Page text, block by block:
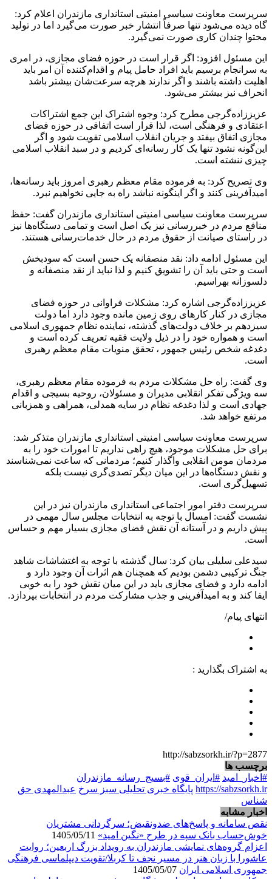
سرپرست معاونت سیاسی امنیتی استانداری مازندران اعلام کرد:
گاه دیده می‌شود تنها صرفاً انتشار خبر صورت می‌گیرد اما در تولید
محتوا چندان کاری صورت نمی‌گیرد.
این مسئول افزود: اگر قرار است در حوزه فضای مجازی، در امری
به سرانجام برسیم باید افراد حامل پیام و اقدام‌کننده آن امر باید
اهلیت داشته باشند و اگر ندارند هرچه سرعت‌شان بیشتر باشد
انحراف نیز بیشتر می‌شود.
عزیززاده‌گرجی مطرح کرد: وجوه اشتراک این جمع اشتراکات
اعتقادی و فرهنگی است، لذا قرار است اتفاقی در حوزه فضای
مجازی اتفاق بیفتد و جریان انقلاب اسلامی تقویت شود و اگر
این‌گونه نشود تنها یک کار رسانه‌ای کردیم و در سبد انقلاب اسلامی
چیزی ننشته است.
وی تصریح کرد: به فرموده مقام معظم رهبری امروز باید رسانه‌ها،
امیدآفرینی کنند و اگر اینگونه نباشد راه به جایی نخواهیم نبرد.
سرپرست معاونت سیاسی امنیتی استانداری مازندران گفت: حفظ
منافع مردم در خبررسانی نیز یک اصل است و تمامی دستگاه‌ها نیز
در راستای صیانت از حقوق مردم در حال خدمات‌رسانی هستند.
این مسئول ادامه داد: نقد منصفانه یک حسن است که سودبخش
است و حتی باید آن را تشویق کنیم و لذا نباید از نقد منصفانه و
دلسوزانه بهراسیم.
عزیززاده‌گرجی اشاره کرد: مشکلات فراوانی در حوزه فضای
مجازی در کنار کارهای روی زمین مانده وجود دارد اما دولت
سیزدهم بر خلاف دولت‌های گذشته، نماینده نظام جمهوری اسلامی
است و همواره خود را در ذیل ولایت فقیه تعریف کرده است و
دغدغه شخص رئیس جمهور ، تحقق منویات مقام معظم رهبری
است.
وی گفت: راه حل مشکلات مردم به فرموده مقام معظم رهبری،
سه ویژگی تفکر انقلابی مدیران و مسئولان، روحیه بسیجی و اقدام
جهادی است و لذا دغدغه نظام در سایه همدلی، همراهی و همزبانی
مرتفع خواهد شد.
سرپرست معاونت سیاسی امنیتی استانداری مازندران متذکر شد:
برای حل مشکلات موجود، هیچ راهی نداریم تا امورات خود را به
مردمان مومن انقلابی واگذار کنیم؛ مردمانی که ساعت نمی‌شناسند
و نقش دستگاه‌ها در این میان دیگر تصدی‌گری نیست بلکه
تسهیل‌گری است.
سرپرست دفتر امور اجتماعی استانداری مازندران نیز در این
نشست گفت: امسال با توجه به انتخابات مجلس سال مهمی در
پیش داریم و در آستانه آن نقش فضای مجازی بسیار مهم و حساس
است.
سیدعلی سلیلی بیان کرد: سال گذشته با توجه به اغتشاشات شاهد
جنگ ترکیبی دشمن بودیم که همچنان هم اثرات آن وجود دارد و
ادامه دارد و فضای مجازی باید در این میان نقش خود را به خوبی
ایفا کند و به امیدآفرینی و جذب مشارکت مردم در انتخابات بپردازد.
انتهای پیام/
به اشتراک بگذارید :
http://sabzsorkh.ir/?p=2877
برچسب ها
#اخبار_امید #ایران_قوی #بسیج_رسانه_مازندران
https://sabzsorkh.ir پایگاه خبری تحلیلی سبز سرخ عبدالمهدی حق
شناس
اخبار مشابه
نقص سامانه و پاسخ‌های ضدونقیض؛ سرگردانی مشتریان
خوش‌حساب بانک سپه در طرح «نگین امید»
اعزام گروه‌های نمایشی مازندران به رویداد بزرگ اربعین؛ روایت
عاشورا با زبان هنر در مسیر نجف تا کربلا/تقویت دیپلماسی فرهنگی
جمهوری اسلامی ایران